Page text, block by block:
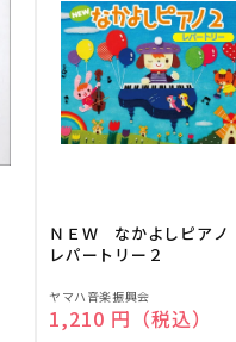
ＮＥＷ なかよしピアノ
レパートリー２
販
売
ヤマハ音楽振興会
通常価格
1,210 円（税込）